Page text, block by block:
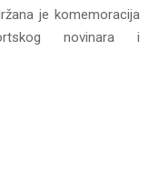
je komemoracija
novinara i